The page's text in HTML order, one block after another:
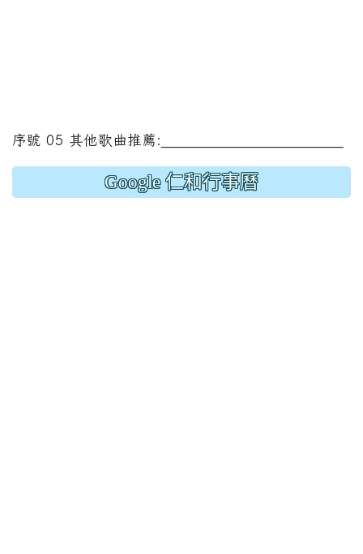
序號 05 其他歌曲推薦:_________________________
Google 仁和行事曆